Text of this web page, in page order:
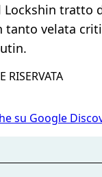
Lockshin tratto
tanto velata
RISERVATA
su Google